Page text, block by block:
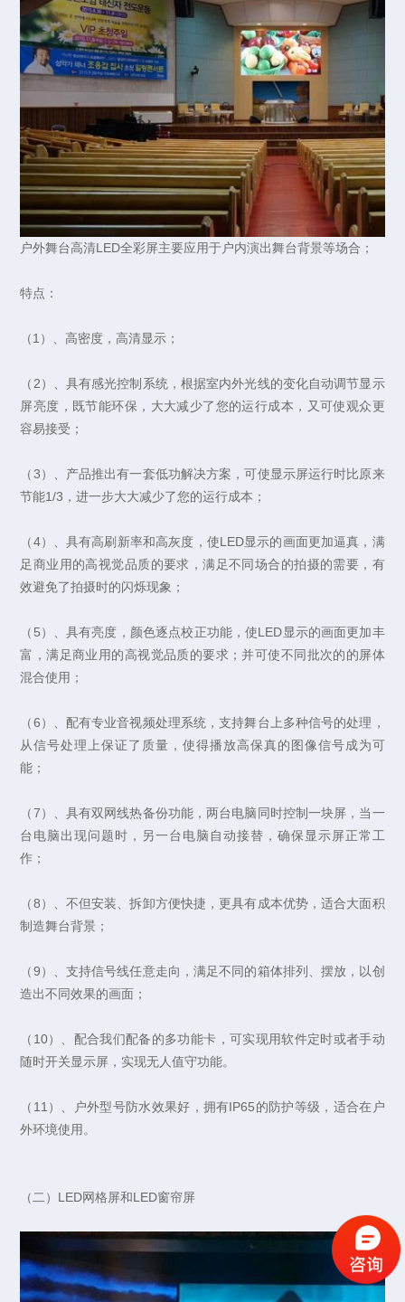
户外舞台高清LED全彩屏主要应用于户内演出舞台背景等场合；
特点：
（1）、高密度，高清显示；
（2）、具有感光控制系统，根据室内外光线的变化自动调节显示
屏亮度，既节能环保，大大减少了您的运行成本，又可使观众更
容易接受；
（3）、产品推出有一套低功解决方案，可使显示屏运行时比原来
节能1/3，进一步大大减少了您的运行成本；
（4）、具有高刷新率和高灰度，使LED显示的画面更加逼真，满
足商业用的高视觉品质的要求，满足不同场合的拍摄的需要，有
效避免了拍摄时的闪烁现象；
（5）、具有亮度，颜色逐点校正功能，使LED显示的画面更加丰
富，满足商业用的高视觉品质的要求；并可使不同批次的的屏体
混合使用；
（6）、配有专业音视频处理系统，支持舞台上多种信号的处理，
从信号处理上保证了质量，使得播放高保真的图像信号成为可
能；
（7）、具有双网线热备份功能，两台电脑同时控制一块屏，当一
台电脑出现问题时，另一台电脑自动接替，确保显示屏正常工
作；
（8）、不但安装、拆卸方便快捷，更具有成本优势，适合大面积
制造舞台背景；
（9）、支持信号线任意走向，满足不同的箱体排列、摆放，以创
造出不同效果的画面；
（10）、配合我们配备的多功能卡，可实现用软件定时或者手动
随时开关显示屏，实现无人值守功能。
（11）、户外型号防水效果好，拥有IP65的防护等级，适合在户
外环境使用。
（二）LED网格屏和LED窗帘屏